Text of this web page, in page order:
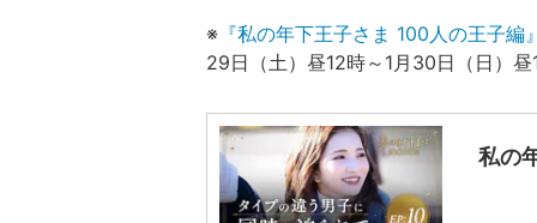
※ 『私の年下王子さま 100人の王子編
29日（土）昼12時～1月30日（日）昼
私の